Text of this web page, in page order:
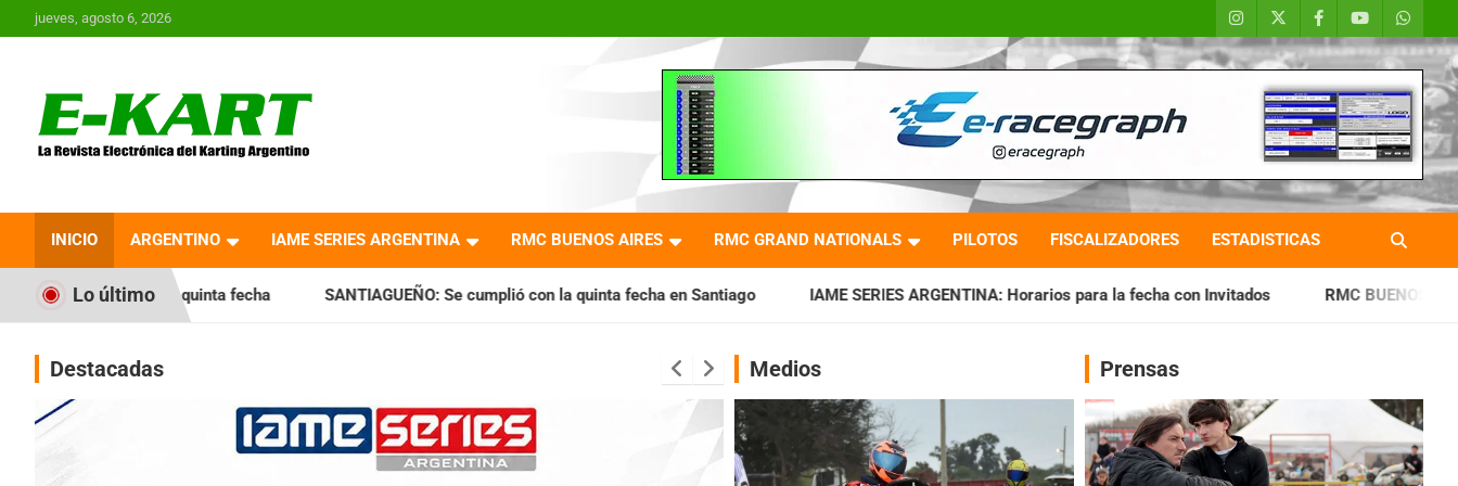
Saltar
al
jueves, agosto 6, 2026
Revista Electrónica del
Karting en Argentina
INICIO ARGENTINO IAME SERIES ARGENTINA RMC BUENOS AIRES RMC GRAND NATIONALS PILOTOS FISCALIZADORES ESTADISTICAS
Lo último
quinta fecha SANTIAGUEÑO: Se cumplió con la quinta fecha en Santiago IAME SERIES ARGENTINA: Horarios para la fecha con Invitados RMC BUENOS AIRES: Cerró una jornada
Destacadas Medios Prensas